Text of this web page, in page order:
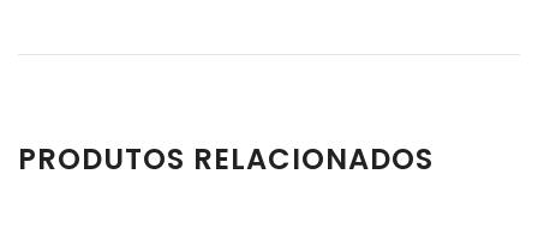
PRODUTOS RELACIONADOS